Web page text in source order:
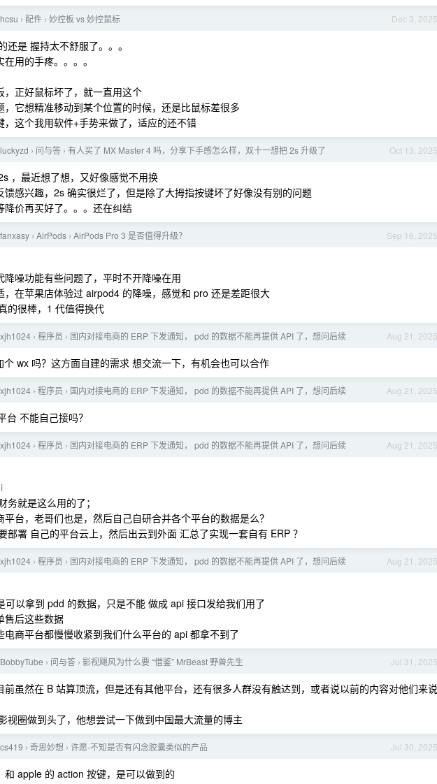
Dec 3, 2025
hcsu › 配件 › 妙控板 vs 妙控鼠标
还是 握持太不舒服了。。。
用的手疼。。。。
，正好鼠标坏了，就一直用这个
，它想精准移动到某个位置的时候，还是比鼠标差很多
，这个我用软件+手势来做了，适应的还不错
Oct 13, 2025
luckyzd › 问与答 › 有人买了 MX Master 4 吗，分享下手感怎么样，双十一想把 2s 升级了
，最近想了想，又好像感觉不用换
馈感兴趣，2s 确实很烂了，但是除了大拇指按键坏了好像没有别的问题
降价再买好了。。。还在纠结
Sep 16, 2025
fanxasy › AirPods › AirPods Pro 3 是否值得升级？
降噪功能有些问题了，平时不开降噪在用
，在苹果店体验过 airpod4 的降噪，感觉和 pro 还是差距很大
的很棒，1 代值得换代
Aug 21, 2025
xjh1024 › 程序员 › 国内对接电商的 ERP 下发通知， pdd 的数据不能再提供 API 了，想问后续
个 wx 吗？这方面自建的需求 想交流一下，有机会也可以合作
Aug 21, 2025
xjh1024 › 程序员 › 国内对接电商的 ERP 下发通知， pdd 的数据不能再提供 API 了，想问后续
台 不能自己接吗？
Aug 21, 2025
xjh1024 › 程序员 › 国内对接电商的 ERP 下发通知， pdd 的数据不能再提供 API 了，想问后续
务就是这么用的了；
台，老哥们也是，然后自己自研合并各个平台的数据是么？
部署 自己的平台云上，然后出云到外面 汇总了实现一套自有 ERP ？
Aug 21, 2025
xjh1024 › 程序员 › 国内对接电商的 ERP 下发通知， pdd 的数据不能再提供 API 了，想问后续
可以拿到 pdd 的数据，只是不能 做成 api 接口发给我们用了
售后这些数据
电商平台都慢慢收紧到我们什么平台的 api 都拿不到了
Jul 31, 2025
BobbyTube › 问与答 › 影视飓风为什么要 “借鉴” MrBeast 野兽先生
前虽然在 B 站算顶流，但是还有其他平台，还有很多人群没有触达到，或者说以前的内容对他们来说
视圈做到头了，他想尝试一下做到中国最大流量的博主
Jul 30, 2025
cs419 › 奇思妙想 › 许愿-不知是否有闪念胶囊类似的产品
和 apple 的 action 按键，是可以做到的